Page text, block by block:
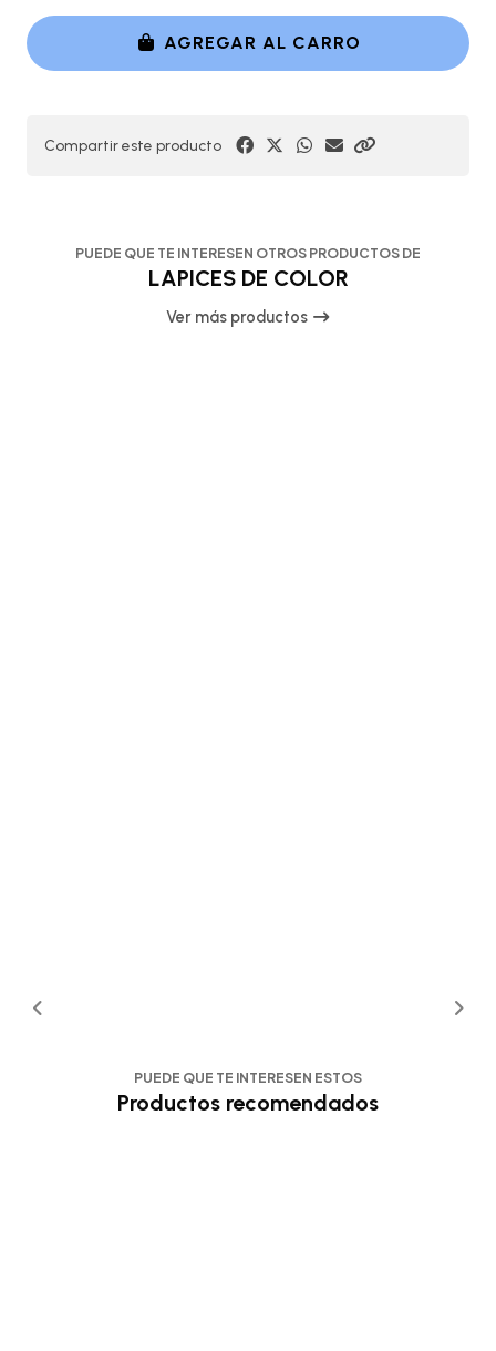
AGREGAR AL CARRO
Compartir este producto
PUEDE QUE TE INTERESEN OTROS PRODUCTOS DE
LAPICES DE COLOR
Ver más productos
PUEDE QUE TE INTERESEN ESTOS
Productos recomendados